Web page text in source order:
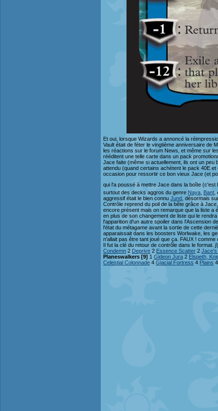
Et oui, lorsque Wizards a annoncé la
Vault était de féter le vingtième anniversaire de
les réactions sur le forum News, et même sur
rééditent une telle carte dans un pack
Jace faite (même si actuellement, ils ont un
attendu (quand certains achètent le pack 40E
occasion pour ressortir ce bon vieux Jace (et
qui l'a poussé à mettre Jace dans la boîte (c'est
surtout des decks aggros du genre Naya Bant
aggressif était le bien connu Jund , désormais
Contrôle reprend du poil de la bête grâce à
encore présent mais on remarque que la liste a
en plus de son changement de liste qui le
l'apparition d'un autre spoiler dans l'Ascension
l'état du métagame avant la sortie de cette
apparaissait dans les boosters Worlwake, les
n'allait pas être tant joué que ça. FAUX !
Il fut la clé du retour de contrôle dans le format.
Condemn 2 Deprive 2 Essence Scatter 2 Jace's
Planeswalkers [9] 1 Gideon Jura 2 Elspeth,
Celestial Colonnade 4 Glacial Fortress 4 Plains